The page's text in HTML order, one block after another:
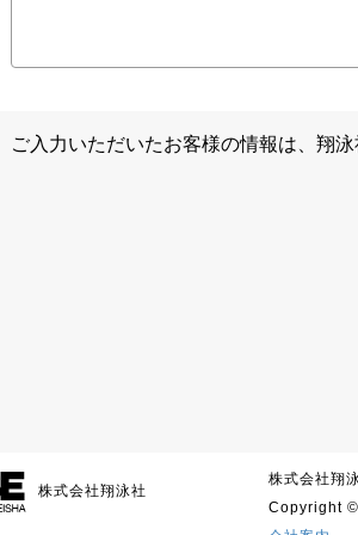
ご入力いただいたお客様の情報は、翔
株式会社翔泳社
株式会社翔
Copyright